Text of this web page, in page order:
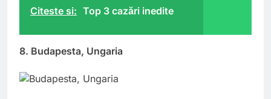
Citeste si: Top 3 cazări inedite
8. Budapesta, Ungaria